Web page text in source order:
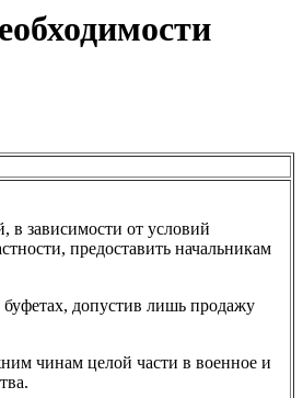
зависимости от условий
предоставить начальникам
допустив лишь продажу
чинам целой части в военное и